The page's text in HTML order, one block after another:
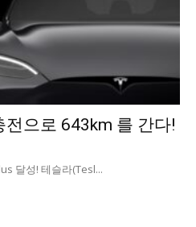
전으로 643km 를 간다!
달성! 테슬라(Tesl...